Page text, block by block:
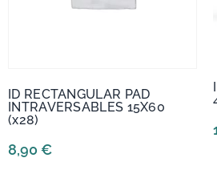
ID RECTANGULAR PAD
INTRAVERSABLES 15X60
(x28)
8,90 €